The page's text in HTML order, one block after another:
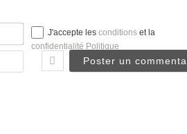
Nom*
J'accepte les conditions et la
confidentialité Politique